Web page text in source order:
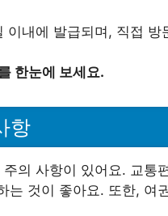
이내에 발급되며, 직접 방
한눈에 보세요.
항
의 사항이 있어요. 교통
는 것이 좋아요. 또한, 여